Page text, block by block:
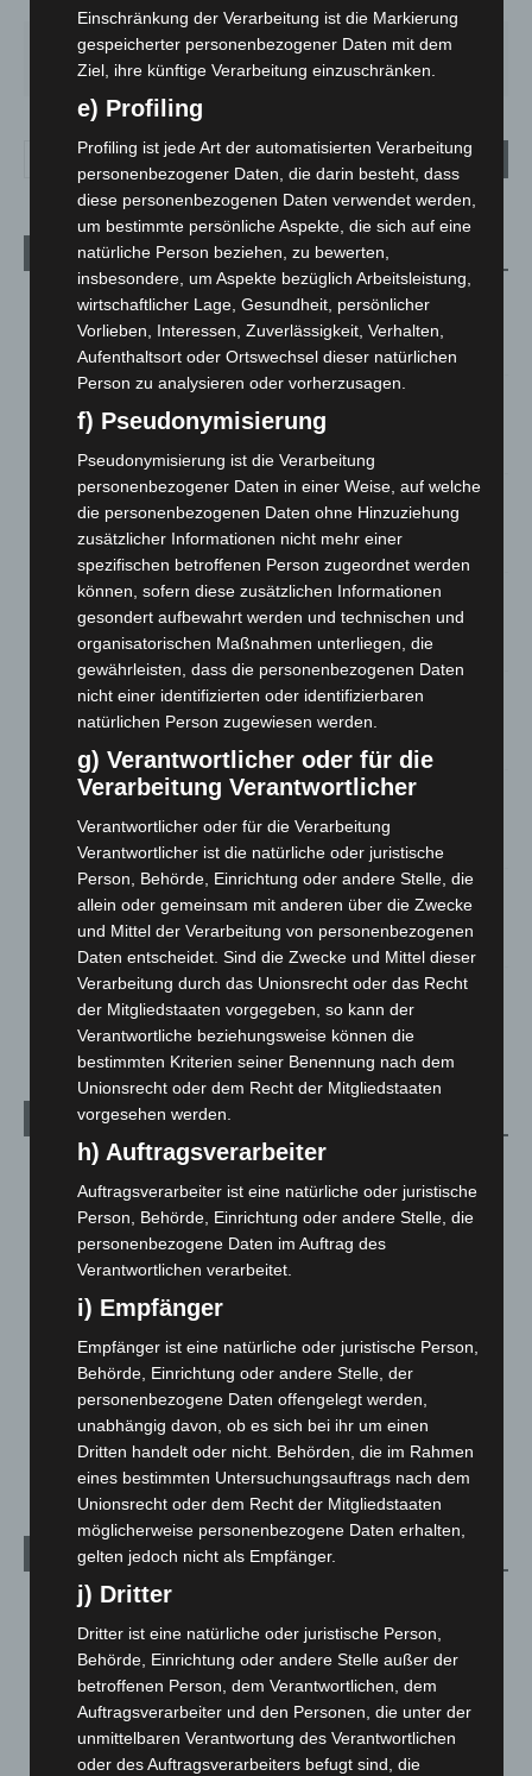
SO.
33°
MO.
27°
DI.
23°
MI.
27°
DO.
Aktuelle Beiträge
Kunst trifft Weingenuss: Barbara-Susann Mehring zeigt ihre
Werke im Jacques’ Wein-Depot Isernhagen
8. August 2026
A2: Zweite Turbobaustelle startet zwischen Hannover-West
und Bothfeld
Niedersachsen: Feuerwehrkräfte kehren nach
Waldbrandeinsatz aus Spanien zurück
7. August 2026
Hannover: Erste Tigermücken-Population in Niedersachsen
entdeckt
7. August 2026
Brand im „Haus der Begegnung“ in Neuwarmbüchen schnell
eingedämmt
Region Hannover: 21 neue Notfallsanitäter starten beim
Roten Kreuz
5. August 2026
Mann läuft mit Hockeyschläger über A7 – Polizei sucht
Zeugen
5. August 2026
Celle: Mensch stirbt bei Bagger-Unfall auf Baustelle
Kategorien
Blaulicht
Corona-News
Hannover und Region
Langenhagen und Ortsteile
Leserbriefe
Menschen
Über uns
Veranstaltungen
1.271
Archiv
August 2026(14)
Juli 2026(73)
Juni 2026
(139)
Mai 2026(99)
April 2026(99)
Einschränkung der Verarbeitung ist die Markierung
gespeicherter personenbezogener Daten mit dem
Ziel, ihre künftige Verarbeitung einzuschränken.
e) Profiling
Profiling ist jede Art der automatisierten Verarbeitung
personenbezogener Daten, die darin besteht, dass
diese personenbezogenen Daten verwendet werden,
um bestimmte persönliche Aspekte, die sich auf eine
natürliche Person beziehen, zu bewerten,
insbesondere, um Aspekte bezüglich Arbeitsleistung,
wirtschaftlicher Lage, Gesundheit, persönlicher
Vorlieben, Interessen, Zuverlässigkeit, Verhalten,
Aufenthaltsort oder Ortswechsel dieser natürlichen
Person zu analysieren oder vorherzusagen.
f) Pseudonymisierung
Pseudonymisierung ist die Verarbeitung
personenbezogener Daten in einer Weise, auf welche
die personenbezogenen Daten ohne Hinzuziehung
zusätzlicher Informationen nicht mehr einer
spezifischen betroffenen Person zugeordnet werden
können, sofern diese zusätzlichen Informationen
gesondert aufbewahrt werden und technischen und
organisatorischen Maßnahmen unterliegen, die
gewährleisten, dass die personenbezogenen Daten
nicht einer identifizierten oder identifizierbaren
natürlichen Person zugewiesen werden.
g) Verantwortlicher oder für die
Verarbeitung Verantwortlicher
Verantwortlicher oder für die Verarbeitung
Verantwortlicher ist die natürliche oder juristische
Person, Behörde, Einrichtung oder andere Stelle, die
allein oder gemeinsam mit anderen über die Zwecke
und Mittel der Verarbeitung von personenbezogenen
Daten entscheidet. Sind die Zwecke und Mittel dieser
Verarbeitung durch das Unionsrecht oder das Recht
der Mitgliedstaaten vorgegeben, so kann der
Verantwortliche beziehungsweise können die
bestimmten Kriterien seiner Benennung nach dem
Unionsrecht oder dem Recht der Mitgliedstaaten
vorgesehen werden.
h) Auftragsverarbeiter
Auftragsverarbeiter ist eine natürliche oder juristische
Person, Behörde, Einrichtung oder andere Stelle, die
personenbezogene Daten im Auftrag des
Verantwortlichen verarbeitet.
i) Empfänger
Empfänger ist eine natürliche oder juristische Person,
Behörde, Einrichtung oder andere Stelle, der
personenbezogene Daten offengelegt werden,
unabhängig davon, ob es sich bei ihr um einen
Dritten handelt oder nicht. Behörden, die im Rahmen
eines bestimmten Untersuchungsauftrags nach dem
Unionsrecht oder dem Recht der Mitgliedstaaten
möglicherweise personenbezogene Daten erhalten,
gelten jedoch nicht als Empfänger.
j) Dritter
Dritter ist eine natürliche oder juristische Person,
Behörde, Einrichtung oder andere Stelle außer der
betroffenen Person, dem Verantwortlichen, dem
Auftragsverarbeiter und den Personen, die unter der
unmittelbaren Verantwortung des Verantwortlichen
oder des Auftragsverarbeiters befugt sind, die